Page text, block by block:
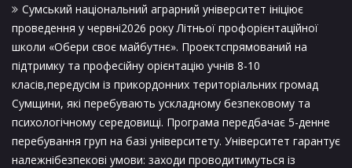
Сумський національний аграрний університет ініціює
проведення у червні2026 року Літньої профорієнтаційної
школи «Обери своє майбутнє». Проектспрямований на
підтримку та професійну орієнтацію учнів 8-10
класів,передусім із прикордонних територіальних громад
Сумщини, які перебувають ускладному безпековому та
психологічному середовищі. Програма передбачає 5-денне
перебування груп на базі університету. Університет гарантує
належнібезпекові умови: заходи проводитимуться із